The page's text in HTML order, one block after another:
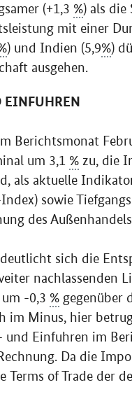
(+1,3 %) als die
mit einer
) und Indien (5,9%)
ausgehen.
EINFUHREN
Berichtsmonat
um 3,1 % zu, die
als aktuelle
sowie
des
sich die
nachlassenden
-0,3 % gegenüber
im Minus, hier
und Einfuhren im
Da die
Terms of Trade der